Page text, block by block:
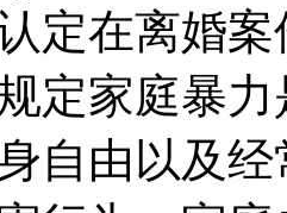
定在离婚
定家庭暴
自由以及